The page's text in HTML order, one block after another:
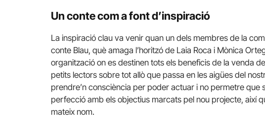
Un conte com a font d’inspiració
La inspiració clau va venir quan un dels membres de la
conte Blau, què amaga l’horitzó de Laia Roca i Mònica
organització on es destinen tots els beneficis de la venda
petits lectors sobre tot allò que passa en les aigües del
prendre’n consciència per poder actuar i no permetre que
perfecció amb els objectius marcats pel nou projecte, així
mateix nom.